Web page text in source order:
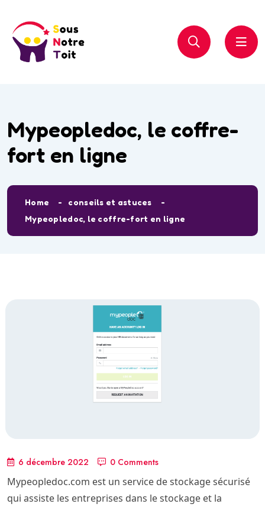
Mypeopledoc, le coffre-
fort en ligne
Home
conseils et astuces
Mypeopledoc, le coffre-fort en ligne
6 décembre 2022 0 Comments
Mypeopledoc.com est un service de stockage sécurisé
qui assiste les entreprises dans le stockage et la